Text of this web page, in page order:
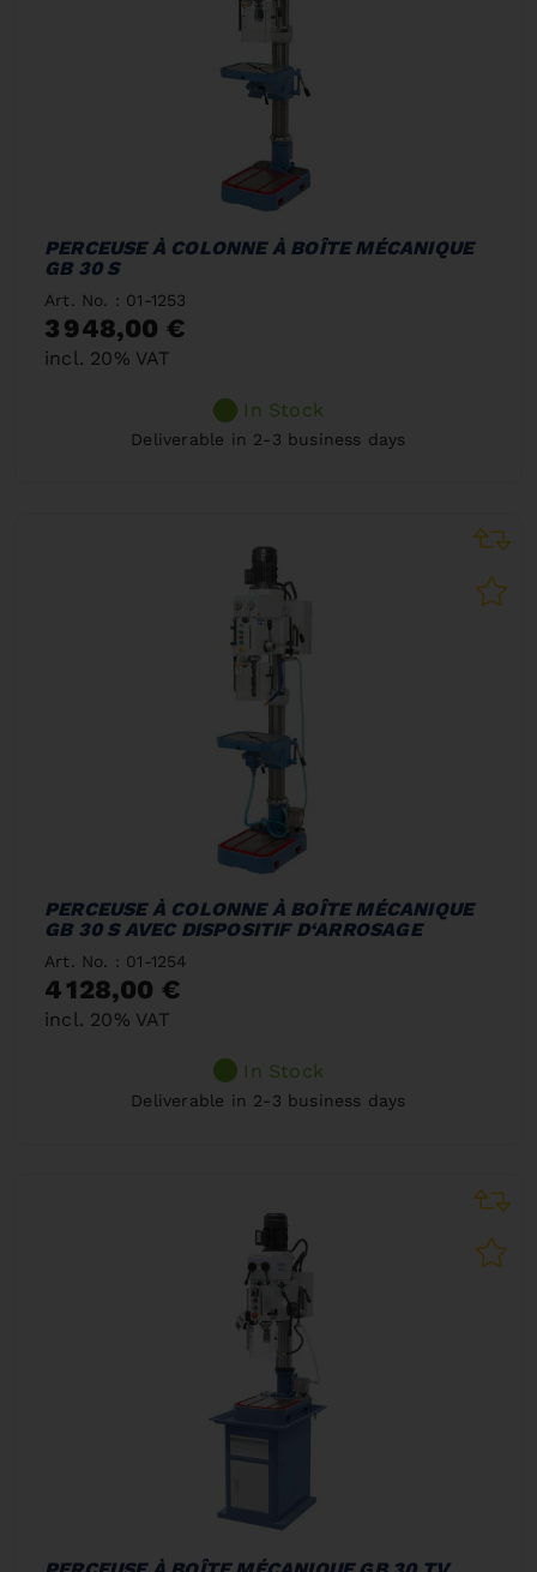
PERCEUSE À COLONNE À BOÎTE MÉCANIQUE
GB 30 S
Art. No. : 01-1253
3 948,00 €
incl. 20% VAT
In Stock
Deliverable in 2-3 business days
PERCEUSE À COLONNE À BOÎTE MÉCANIQUE
GB 30 S AVEC DISPOSITIF D‘ARROSAGE
Art. No. : 01-1254
4 128,00 €
incl. 20% VAT
In Stock
Deliverable in 2-3 business days